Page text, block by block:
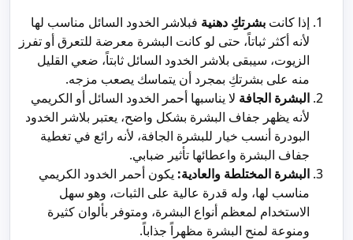
إذا كانت بشرتكِ دهنية فبلاشر الخدود السائل مناسب لها
لأنه أكثر ثباتاً، حتى لو كانت البشرة معرضة للتعرق أو تفرز
الزيوت، سيبقى بلاشر الخدود السائل ثابتاً، ضعي القليل
منه على بشرتكِ بمجرد أن يتماسك يصعب مزجه.
البشرة الجافة لا يناسبها أحمر الخدود السائل أو الكريمي
لأنه يظهر جفاف البشرة بشكل واضح، يعتبر بلاشر الخدود
البودرة أنسب خيار للبشرة الجافة، لأنه رائع في تغطية
جفاف البشرة واعطائها تأثير ضبابي.
البشرة المختلطة والعادية: يكون أحمر الخدود الكريمي
مناسب لها، وله قدرة عالية على الثبات، وهو سهل
الاستخدام لمعظم أنواع البشرة، ومتوفر بألوان كثيرة
ومنوعة لمنح البشرة مظهراً جذاباً.